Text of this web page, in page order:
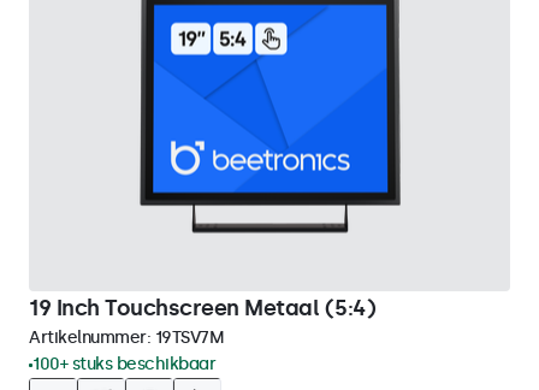
19 Inch Touchscreen Metaal (5:4)
Artikelnummer: 19TSV7M
100+ stuks beschikbaar